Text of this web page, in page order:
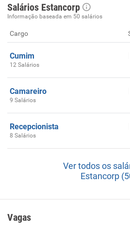
Salários Estancorp
Informação baseada em 50 salários
Cargo
Cumim
12 Salários
Camareiro
9 Salários
Recepcionista
8 Salários
Ver todos os
Estancorp
Vagas